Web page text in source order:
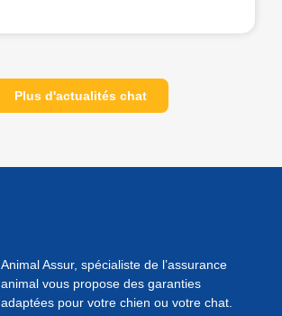
Plus d'actualités chat
Animal Assur, spécialiste de l’assurance
animal vous propose des garanties
adaptées pour votre chien ou votre chat.